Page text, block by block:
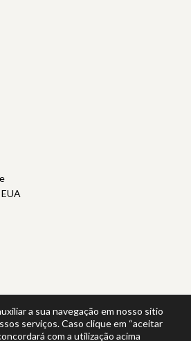
da Qualidade
a sua navegação em nosso sítio
serviços. Caso clique em “aceitar
com a utilização acima